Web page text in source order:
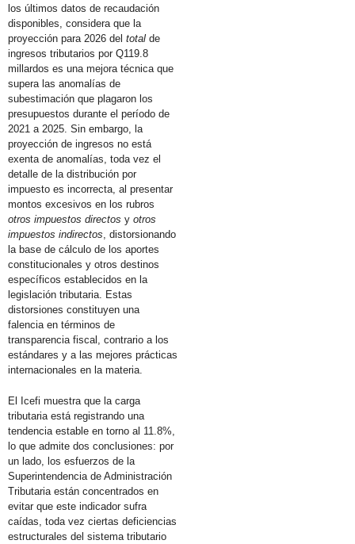
los últimos datos de recaudación
disponibles, considera que la
proyección para 2026 del total de
ingresos tributarios por Q119.8
millardos es una mejora técnica que
supera las anomalías de
subestimación que plagaron los
presupuestos durante el período de
2021 a 2025. Sin embargo, la
proyección de ingresos no está
exenta de anomalías, toda vez el
detalle de la distribución por
impuesto es incorrecta, al presentar
montos excesivos en los rubros
otros impuestos directos y otros
impuestos indirectos , distorsionando
la base de cálculo de los aportes
constitucionales y otros destinos
específicos establecidos en la
legislación tributaria. Estas
distorsiones constituyen una
falencia en términos de
transparencia fiscal, contrario a los
estándares y a las mejores prácticas
internacionales en la materia.
El Icefi muestra que la carga
tributaria está registrando una
tendencia estable en torno al 11.8%,
lo que admite dos conclusiones: por
un lado, los esfuerzos de la
Superintendencia de Administración
Tributaria están concentrados en
evitar que este indicador sufra
caídas, toda vez ciertas deficiencias
estructurales del sistema tributario